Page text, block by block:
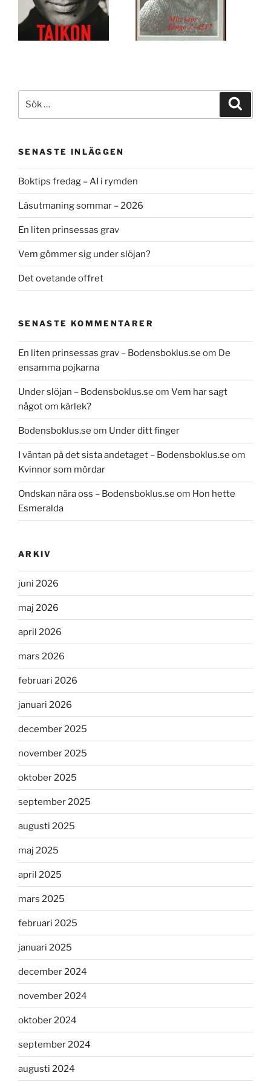
efter:
SENASTE INLÄGGEN
Boktips fredag – AI i rymden
Läsutmaning sommar – 2026
En liten prinsessas grav
Vem gömmer sig under slöjan?
Det ovetande offret
SENASTE KOMMENTARER
En liten prinsessas grav – Bodensboklus.se om De
ensamma pojkarna
Under slöjan – Bodensboklus.se om Vem har sagt
något om kärlek?
Bodensboklus.se om Under ditt finger
I väntan på det sista andetaget – Bodensboklus.se om
Kvinnor som mördar
Ondskan nära oss – Bodensboklus.se om Hon hette
Esmeralda
ARKIV
juni 2026
maj 2026
april 2026
mars 2026
februari 2026
januari 2026
december 2025
november 2025
oktober 2025
september 2025
augusti 2025
maj 2025
april 2025
mars 2025
februari 2025
januari 2025
december 2024
november 2024
oktober 2024
september 2024
augusti 2024